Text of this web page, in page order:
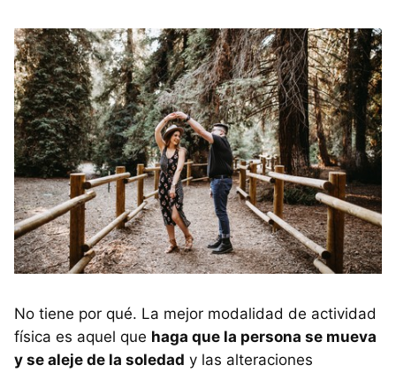
No tiene por qué. La mejor modalidad de actividad
física es aquel que haga que la persona se mueva
y se aleje de la soledad y las alteraciones